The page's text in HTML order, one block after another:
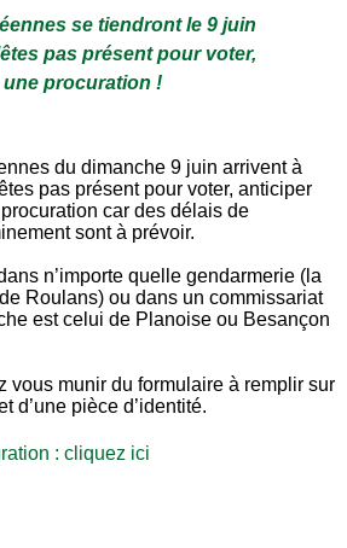
se tiendront le 9 juin
pas présent pour voter,
une procuration !
du dimanche 9 juin arrivent à
pas présent pour voter, anticiper
car des délais de
sont à prévoir.
n’importe quelle gendarmerie (la
Roulans) ou dans un commissariat
est celui de Planoise ou Besançon
vous munir du formulaire à remplir sur
d’une pièce d’identité.
: cliquez ici